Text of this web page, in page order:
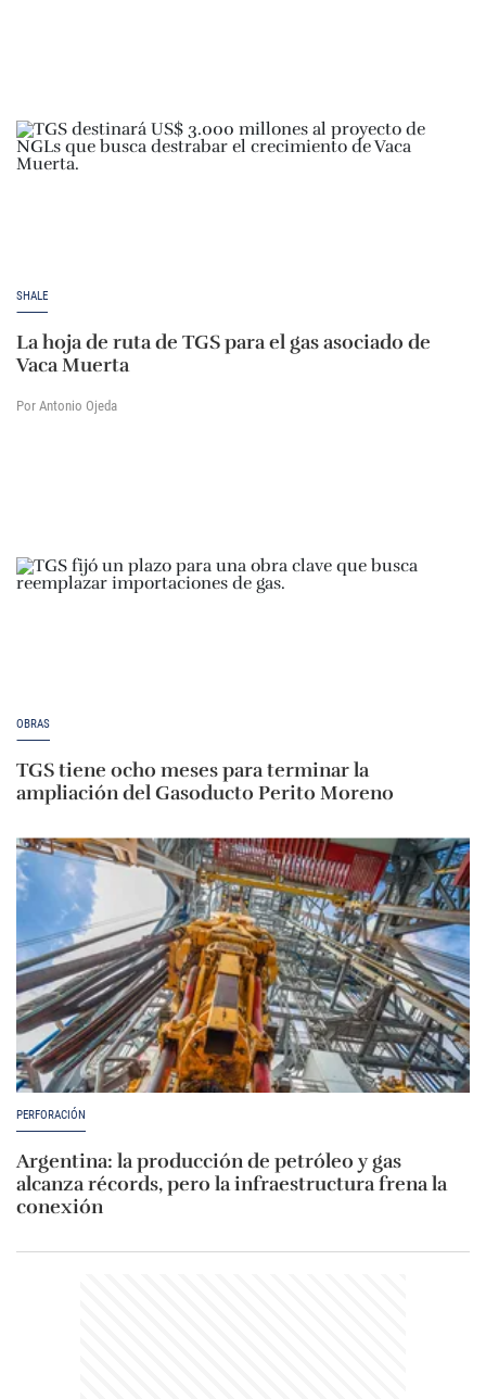
SHALE
La hoja de ruta de TGS para el gas asociado de
Vaca Muerta
Por Antonio Ojeda
OBRAS
TGS tiene ocho meses para terminar la
ampliación del Gasoducto Perito Moreno
PERFORACIÓN
Argentina: la producción de petróleo y gas
alcanza récords, pero la infraestructura frena la
conexión